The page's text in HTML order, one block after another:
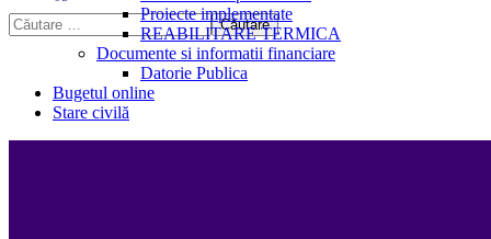
Proiecte implementate
REABILITARE TERMICA
Documente si informatii financiare
Datorie Publica
Bugetul online
Stare civilă